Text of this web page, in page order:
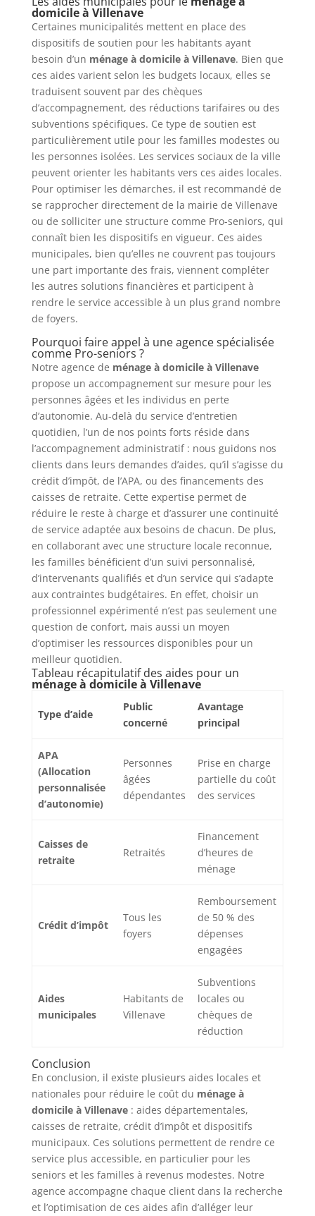
domicile à Villenave
Certaines municipalités mettent en place des
dispositifs de soutien pour les habitants ayant
besoin d’un ménage à domicile à Villenave. Bien que
ces aides varient selon les budgets locaux, elles se
traduisent souvent par des chèques
d’accompagnement, des réductions tarifaires ou des
subventions spécifiques. Ce type de soutien est
particulièrement utile pour les familles modestes ou
les personnes isolées. Les services sociaux de la ville
peuvent orienter les habitants vers ces aides locales.
Pour optimiser les démarches, il est recommandé de
se rapprocher directement de la mairie de Villenave
ou de solliciter une structure comme Pro-seniors, qui
connaît bien les dispositifs en vigueur. Ces aides
municipales, bien qu’elles ne couvrent pas toujours
une part importante des frais, viennent compléter
les autres solutions financières et participent à
rendre le service accessible à un plus grand nombre
de foyers.
Pourquoi faire appel à une agence spécialisée
comme Pro-seniors ?
Notre agence de ménage à domicile à Villenave
propose un accompagnement sur mesure pour les
personnes âgées et les individus en perte
d’autonomie. Au-delà du service d’entretien
quotidien, l’un de nos points forts réside dans
l’accompagnement administratif : nous guidons nos
clients dans leurs demandes d’aides, qu’il s’agisse du
crédit d’impôt, de l’APA, ou des financements des
caisses de retraite. Cette expertise permet de
réduire le reste à charge et d’assurer une continuité
de service adaptée aux besoins de chacun. De plus,
en collaborant avec une structure locale reconnue,
les familles bénéficient d’un suivi personnalisé,
d’intervenants qualifiés et d’un service qui s’adapte
aux contraintes budgétaires. En effet, choisir un
professionnel expérimenté n’est pas seulement une
question de confort, mais aussi un moyen
d’optimiser les ressources disponibles pour un
meilleur quotidien.
Tableau récapitulatif des aides pour un
ménage à domicile à Villenave
Type d’aide
Public
concerné
Avantage
principal
APA
(Allocation
personnalisée
d’autonomie)
Personnes
âgées
dépendantes
Prise en charge
partielle du coût
des services
Caisses de
retraite
Retraités
Financement
d’heures de
ménage
Crédit d’impôt
Tous les
foyers
Remboursement
de 50 % des
dépenses
engagées
Aides
municipales
Habitants de
Villenave
Subventions
locales ou
chèques de
réduction
Conclusion
En conclusion, il existe plusieurs aides locales et
nationales pour réduire le coût du ménage à
domicile à Villenave: aides départementales,
caisses de retraite, crédit d’impôt et dispositifs
municipaux. Ces solutions permettent de rendre ce
service plus accessible, en particulier pour les
seniors et les familles à revenus modestes. Notre
agence accompagne chaque client dans la recherche
et l’optimisation de ces aides afin d’alléger leur